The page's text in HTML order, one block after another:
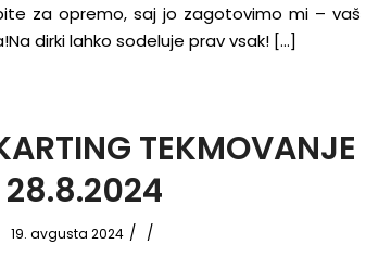
za opremo, saj jo zagotovimo mi –
dirki lahko sodeluje prav vsak! […]
TEKMOVANJE
28.8.2024
19. avgusta 2024 / /